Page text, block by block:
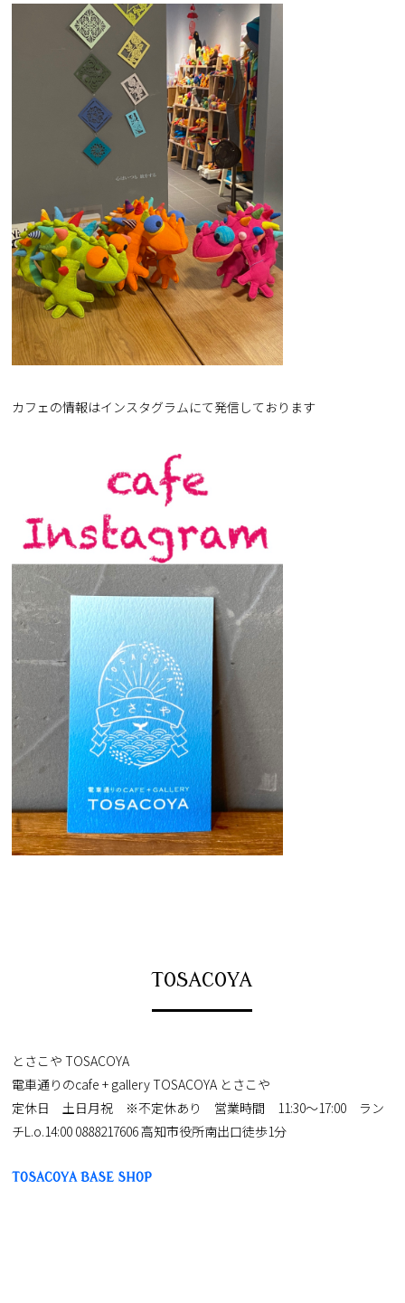
カフェの情報はインスタグラムにて発信しております
TOSACOYA
とさこや TOSACOYA
電車通りのcafe + gallery TOSACOYA とさこや
定休日 土日月祝 ※不定休あり 営業時間 11:30〜17:00 ラン
チL.o.14:00 0888217606 高知市役所南出口徒歩1分
TOSACOYA BASE SHOP